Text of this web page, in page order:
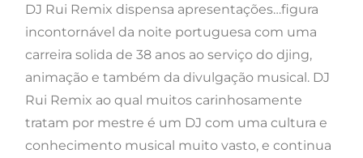
DJ Rui Remix dispensa apresentações…figura
incontornável da noite portuguesa com uma
carreira solida de 38 anos ao serviço do djing,
animação e também da divulgação musical. DJ
Rui Remix ao qual muitos carinhosamente
tratam por mestre é um DJ com uma cultura e
conhecimento musical muito vasto, e continua